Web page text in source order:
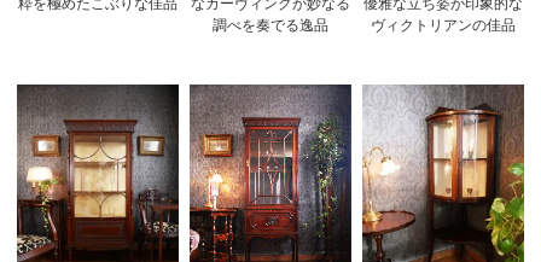
粋を極めたこぶりな佳品
なカーヴィングが妙なる
調べを奏でる逸品
優雅な立ち姿が印象的な
ヴィクトリアンの佳品